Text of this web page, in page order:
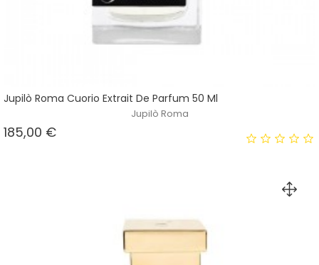
Jupilò Roma Cuorio Extrait De Parfum 50 Ml
Jupilò Roma
185,00 €Prezzo